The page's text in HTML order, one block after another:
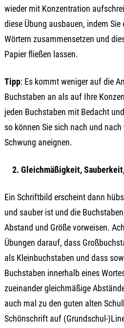
wieder mit Konzentration
diese Übung ausbauen, indem
Wörtern zusammensetzen und
Papier fließen lassen.
Tipp: Es kommt weniger auf die
Buchstaben an als auf Ihre
jeden Buchstaben mit Bedacht
so können Sie sich nach und
Schwung aneignen.
2. Gleichmäßigkeit,
Ein Schriftbild erscheint dann
und sauber ist und die
Abstand und Größe vorweisen.
Übungen darauf, dass
als Kleinbuchstaben und dass
Buchstaben innerhalb eines
zueinander gleichmäßige
auch mal zu den guten alten
Schönschrift auf (Grundschul-